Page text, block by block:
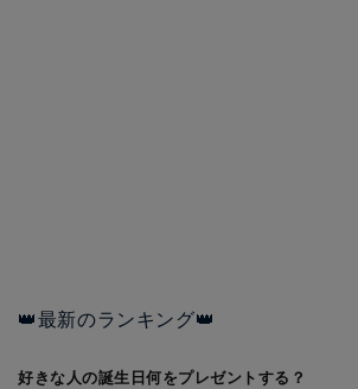
👑最新のランキング👑
好きな人の誕生日何をプレゼントする？